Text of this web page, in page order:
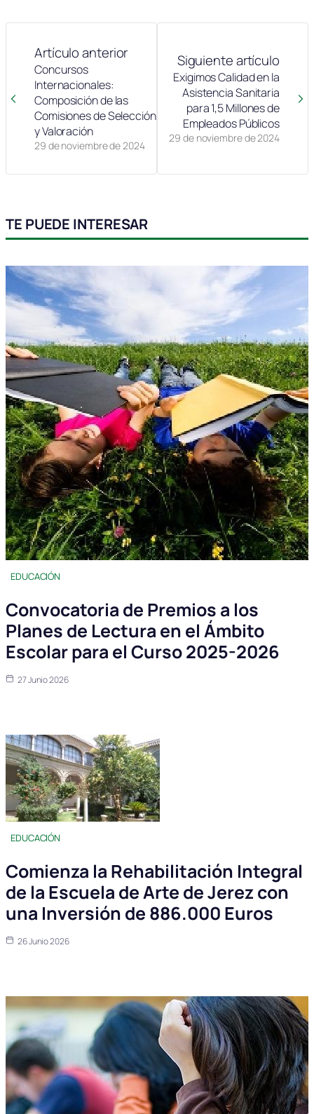
Artículo anterior
29 de noviembre de 2024
Concursos
Internacionales:
Composición de las
Comisiones de Selección
y Valoración
Siguiente artículo
29 de noviembre de 2024
Exigimos Calidad en la
Asistencia Sanitaria
para 1,5 Millones de
Empleados Públicos
TE PUEDE INTERESAR
EDUCACIÓN
Convocatoria de Premios a los
Planes de Lectura en el Ámbito
Escolar para el Curso 2025-2026
27 Junio 2026
EDUCACIÓN
Comienza la Rehabilitación Integral
de la Escuela de Arte de Jerez con
una Inversión de 886.000 Euros
26 Junio 2026